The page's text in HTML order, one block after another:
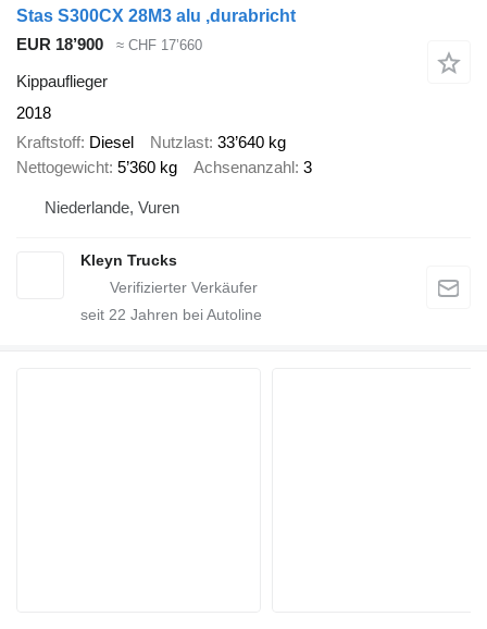
Stas S300CX 28M3 alu ,durabricht
EUR 18’900
≈ CHF 17’660
Kippauflieger
2018
Kraftstoff Diesel Nutzlast 33’640 kg
Nettogewicht 5’360 kg Achsenanzahl 3
Niederlande, Vuren
Kleyn Trucks
seit 22 Jahren bei Autoline